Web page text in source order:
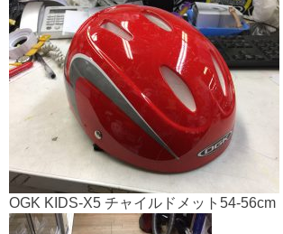
OGK KIDS-X5 チャイルドメット54-56cm